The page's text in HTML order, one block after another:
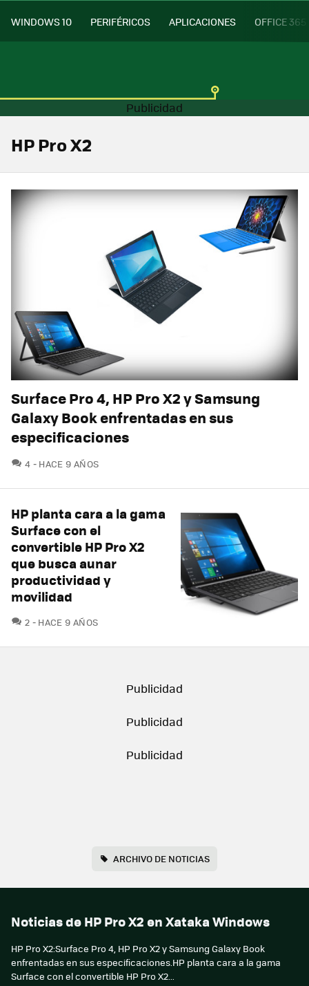
WINDOWS 10 PERIFÉRICOS APLICACIONES OFFICE 365
HP Pro X2
Surface Pro 4, HP Pro X2 y Samsung
Galaxy Book enfrentadas en sus
especificaciones
4 COMENTARIOS
HACE 9 AÑOS
HP planta cara a la gama
Surface con el
convertible HP Pro X2
que busca aunar
productividad y
movilidad
2 COMENTARIOS
HACE 9 AÑOS
ARCHIVO DE NOTICIAS
Noticias de HP Pro X2 en Xataka Windows
HP Pro X2:Surface Pro 4, HP Pro X2 y Samsung Galaxy Book
enfrentadas en sus especificaciones.HP planta cara a la gama
Surface con el convertible HP Pro X2...